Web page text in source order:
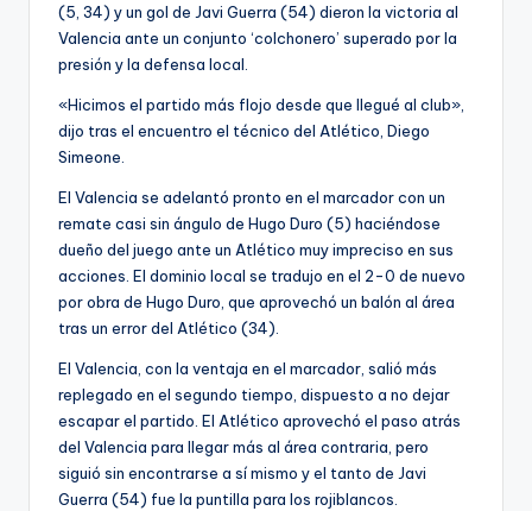
(5, 34) y un gol de Javi Guerra (54) dieron la victoria al
Valencia ante un conjunto ‘colchonero’ superado por la
presión y la defensa local.
«Hicimos el partido más flojo desde que llegué al club»,
dijo tras el encuentro el técnico del Atlético, Diego
Simeone.
El Valencia se adelantó pronto en el marcador con un
remate casi sin ángulo de Hugo Duro (5) haciéndose
dueño del juego ante un Atlético muy impreciso en sus
acciones. El dominio local se tradujo en el 2-0 de nuevo
por obra de Hugo Duro, que aprovechó un balón al área
tras un error del Atlético (34).
El Valencia, con la ventaja en el marcador, salió más
replegado en el segundo tiempo, dispuesto a no dejar
escapar el partido. El Atlético aprovechó el paso atrás
del Valencia para llegar más al área contraria, pero
siguió sin encontrarse a sí mismo y el tanto de Javi
Guerra (54) fue la puntilla para los rojiblancos.